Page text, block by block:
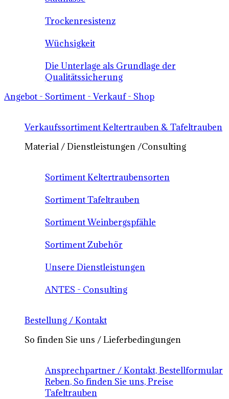
Trockenresistenz
Wüchsigkeit
Die Unterlage als Grundlage der
Qualitätssicherung
Angebot - Sortiment - Verkauf - Shop
Verkaufssortiment Keltertrauben & Tafeltrauben
Material / Dienstleistungen /Consulting
Sortiment Keltertraubensorten
Sortiment Tafeltrauben
Sortiment Weinbergspfähle
Sortiment Zubehör
Unsere Dienstleistungen
ANTES - Consulting
Bestellung / Kontakt
So finden Sie uns / Lieferbedingungen
Ansprechpartner / Kontakt, Bestellformular
Reben, So finden Sie uns, Preise
Tafeltrauben